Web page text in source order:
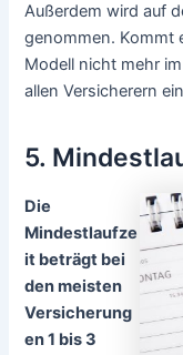
Außerdem wird auf
genommen. Kommt
Modell nicht mehr
allen Versicherern
5.
Die
Mindestlaufze
it beträgt bei
den meisten
Versicherung
en 1 bis 3